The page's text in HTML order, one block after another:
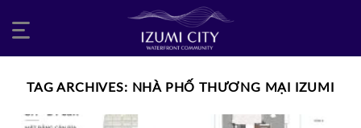
TAG ARCHIVES: NHÀ PHỐ THƯƠNG MẠI IZUMI